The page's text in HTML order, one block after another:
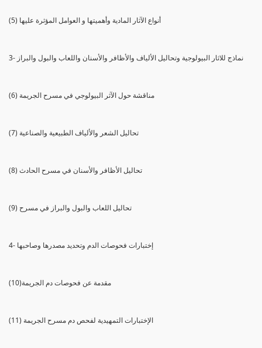
(5) أنواع الآثار المادية وأهميتها و العوامل المؤثرة عليها
3- نماذج للاثار البيولوجية وتحاليل الألياف والأظافر والأسنان واللعاب والبول والبراز
(6) مناقشة حول الآثر البيولوجي في مسرح الجريمة
(7) تحاليل الشعر والألياف الطبيعية والصناعية
(8) تحاليل الأظافر والأسنان في مسرح الحادث
(9) تحاليل اللعاب والبول والبراز في مسرح
4- إختبارات فحوصات الدم وتحديد مصدرها وصاحبها
(10)مقدمة عن فحوصات دم الجريمة
(11) الإختبارات التمهيدية لفحص دم مسرح الجريمة